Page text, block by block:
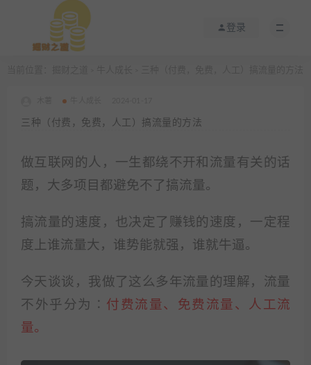
登录
三种（付费，免费，人工）搞流量的方法
做互联网的人，一生都绕不开和流量有关的话
题，大多项目都避免不了搞流量。
搞流量的速度，也决定了赚钱的速度，一定程
度上谁流量大，谁势能就强，谁就牛逼。
今天谈谈，我做了这么多年流量的理解，流量
不外乎分为∶ 付费流量、免费流量、人工流
量。